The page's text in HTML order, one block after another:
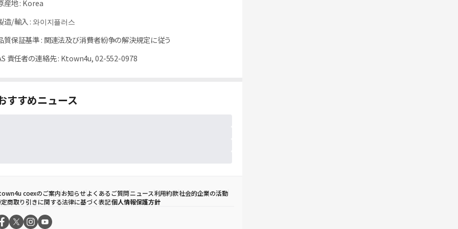
産地: Korea
造/輸入 : 와이지플러스
質保証基準: 関連法及び消費者紛争の解決規定に従う
責任者の連絡先: Ktown4u, 02-552-0978
すすめニュース
coexのご案内お知らせよくあるご質問ニュース利用約款社会的企業の活動
商取り引きに関する法律に基づく表記個人情報保護方針